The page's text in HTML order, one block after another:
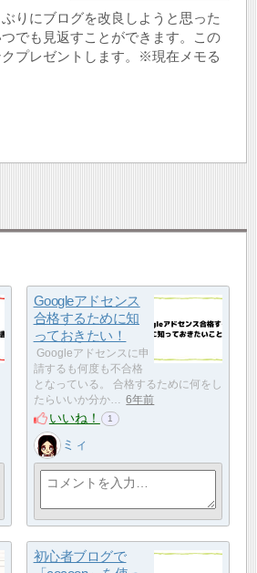
りにブログを改良しようと思った
でも見返すことができます。この
プレゼントします。※現在メモる
Googleアドセンス
合格するために知
っておきたい！
Googleアドセンスに申
請するも何度も不合格
となっている。 合格するために何をし
たらいいか分か…
6年前
いいね！ 1
ミィ
初心者ブログで